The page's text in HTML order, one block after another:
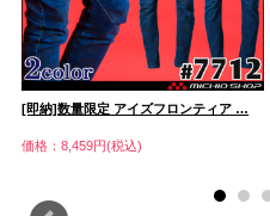
[即納]数量限定 アイズフロンティア …
価格：8,459円(税込)